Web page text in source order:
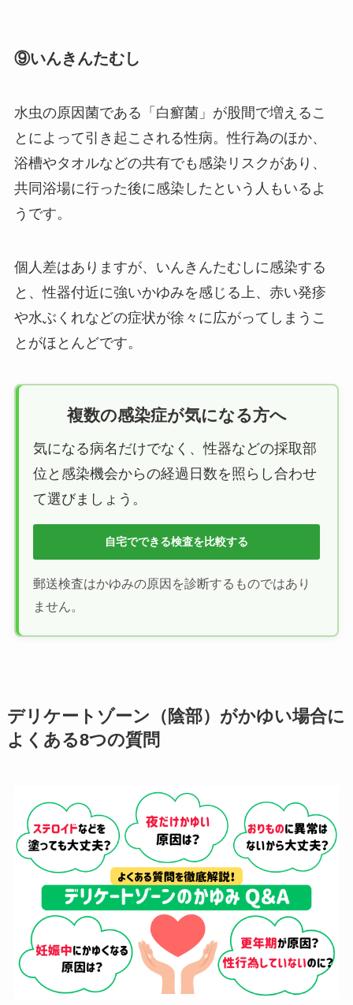
⑨いんきんたむし
水虫の原因菌である「白癬菌」が股間で増えるこ
とによって引き起こされる性病。性行為のほか、
浴槽やタオルなどの共有でも感染リスクがあり、
共同浴場に行った後に感染したという人もいるよ
うです。
個人差はありますが、いんきんたむしに感染する
と、性器付近に強いかゆみを感じる上、赤い発疹
や水ぶくれなどの症状が徐々に広がってしまうこ
とがほとんどです。
複数の感染症が気になる方へ
気になる病名だけでなく、性器などの採取部
位と感染機会からの経過日数を照らし合わせ
て選びましょう。
自宅でできる検査を比較する
郵送検査はかゆみの原因を診断するものではあり
ません。
デリケートゾーン（陰部）がかゆい場合に
よくある8つの質問